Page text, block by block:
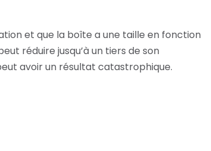
et que la boîte a une taille en fonction
réduire jusqu’à un tiers de son
avoir un résultat catastrophique.